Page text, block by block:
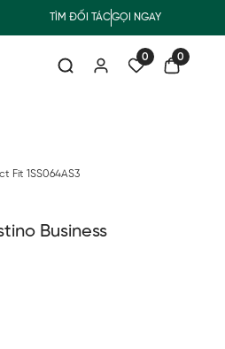
HÀNG TỪ 500.000Đ
TÌM ĐỐI TÁCGỌI NGAY
0 0
Fit 1SS064AS3
Business